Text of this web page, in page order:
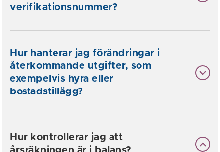
verifikationsnummer?
Hur hanterar jag förändringar i
återkommande utgifter, som
exempelvis hyra eller
bostadstillägg?
Hur kontrollerar jag att
årsräkningen är i balans?